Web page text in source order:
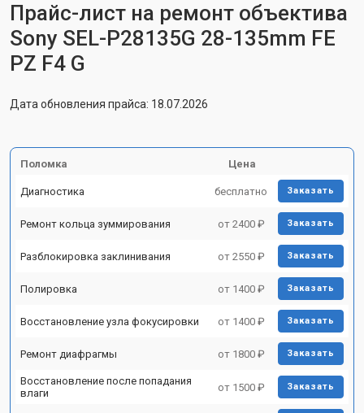
Прайс-лист на ремонт объектива
Sony SEL-P28135G 28-135mm FE
PZ F4 G
Дата обновления прайса: 18.07.2026
Поломка Цена
Диагностика бесплатно Заказать
Ремонт кольца зуммирования от 2400 ₽ Заказать
Разблокировка заклинивания от 2550 ₽ Заказать
Полировка от 1400 ₽ Заказать
Восстановление узла фокусировки от 1400 ₽ Заказать
Ремонт диафрагмы от 1800 ₽ Заказать
Восстановление после попадания
влаги
от 1500 ₽ Заказать